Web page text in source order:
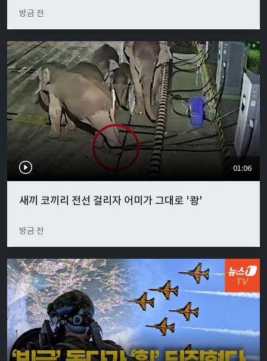
방금 전
01:06
새끼 코끼리 전선 걸리자 어미가 그대로 '쾅'
방금 전